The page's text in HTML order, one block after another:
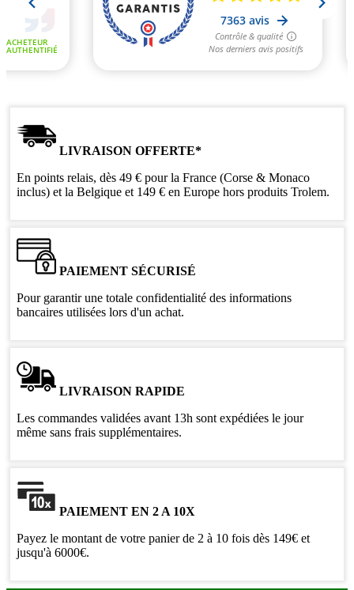
LIVRAISON OFFERTE*
En points relais, dès 49 € pour la France (Corse & Monaco
inclus) et la Belgique et 149 € en Europe hors produits Trolem.
PAIEMENT SÉCURISÉ
Pour garantir une totale confidentialité des informations
bancaires utilisées lors d'un achat.
LIVRAISON RAPIDE
Les commandes validées avant 13h sont expédiées le jour
même sans frais supplémentaires.
PAIEMENT EN 2 A 10X
Payez le montant de votre panier de 2 à 10 fois dès 149€ et
jusqu'à 6000€.